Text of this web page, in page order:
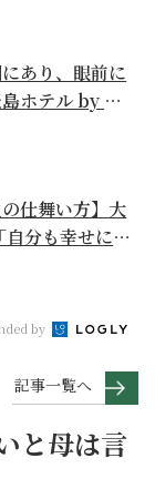
あり、眼前に
ホテル by 星
の仕舞い方】大
分も幸せにな
by
記事一覧へ
と母は言